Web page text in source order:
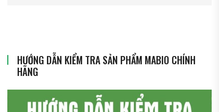
HƯỚNG DẪN KIỂM TRA SẢN PHẨM MABIO CHÍNH
HÃNG